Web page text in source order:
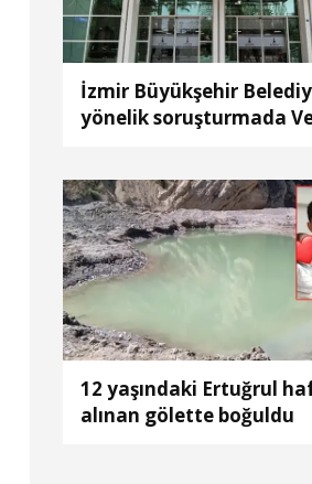
İzmir Büyükşehir
yönelik soruşturmada
12 yaşındaki Ertuğrul
alınan gölette boğuldu